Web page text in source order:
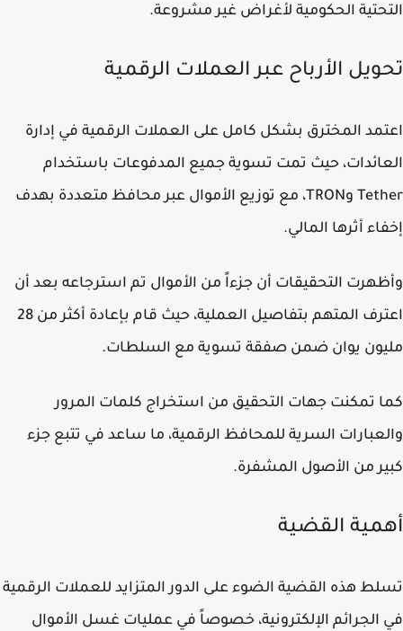
الحكومية لأغراض غير مشروعة.
الأرباح عبر العملات الرقمية
المخترق بشكل كامل على العملات الرقمية في إدارة
حيث تمت تسوية جميع المدفوعات باستخدام
وTRON، مع توزيع الأموال عبر محافظ متعددة بهدف
أثرها المالي.
التحقيقات أن جزءاً من الأموال تم استرجاعه بعد أن
اعترف المتهم بتفاصيل العملية، حيث قام بإعادة أكثر من 28
يوان ضمن صفقة تسوية مع السلطات.
تمكنت جهات التحقيق من استخراج كلمات المرور
السرية للمحافظ الرقمية، ما ساعد في تتبع جزء
من الأصول المشفرة.
القضية
هذه القضية الضوء على الدور المتزايد للعملات الرقمية
الجرائم الإلكترونية، خصوصاً في عمليات غسل الأموال